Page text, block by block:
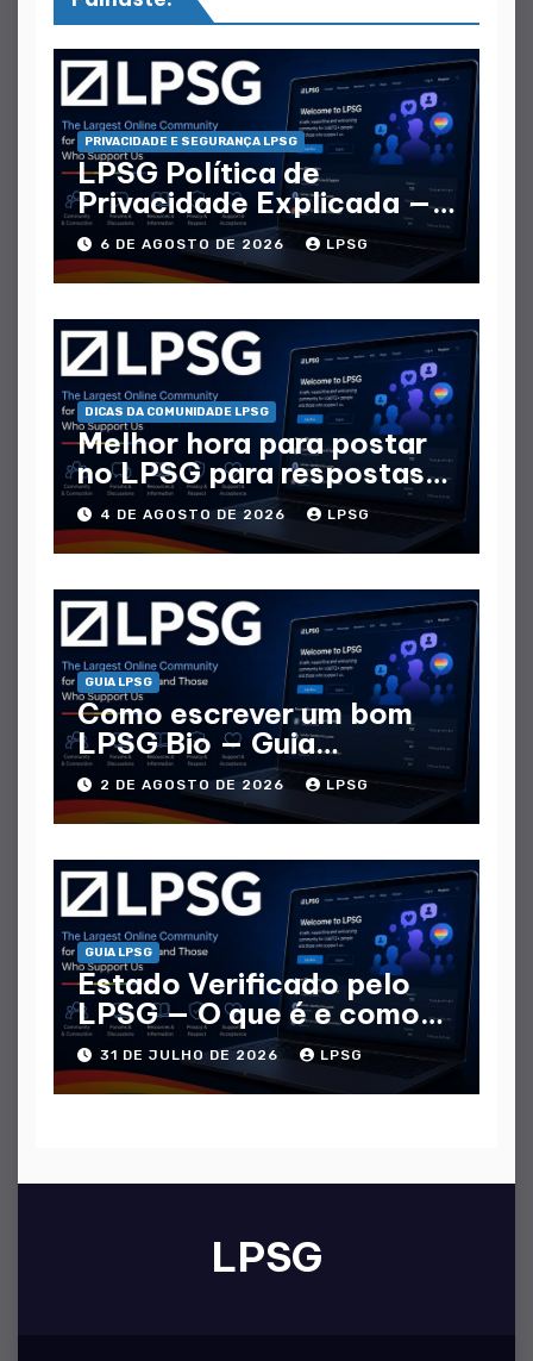
PRIVACIDADE E SEGURANÇA LPSG
LPSG Política de
Privacidade Explicada —
Que Dados Coletam
6 DE AGOSTO DE 2026 LPSG
DICAS DA COMUNIDADE LPSG
Melhor hora para postar
no LPSG para respostas
máximas
4 DE AGOSTO DE 2026 LPSG
GUIA LPSG
Como escrever um bom
LPSG Bio — Guia
completo
2 DE AGOSTO DE 2026 LPSG
GUIA LPSG
Estado Verificado pelo
LPSG — O que é e como
obtê - lo
31 DE JULHO DE 2026 LPSG
LPSG